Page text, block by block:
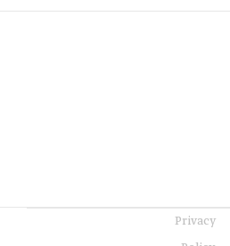
Privacy